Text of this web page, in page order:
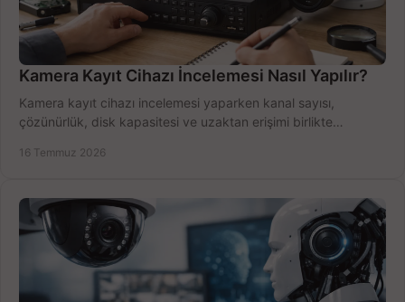
Kamera Kayıt Cihazı İncelemesi Nasıl Yapılır?
Kamera kayıt cihazı incelemesi yaparken kanal sayısı,
çözünürlük, disk kapasitesi ve uzaktan erişimi birlikte
16 Temmuz 2026